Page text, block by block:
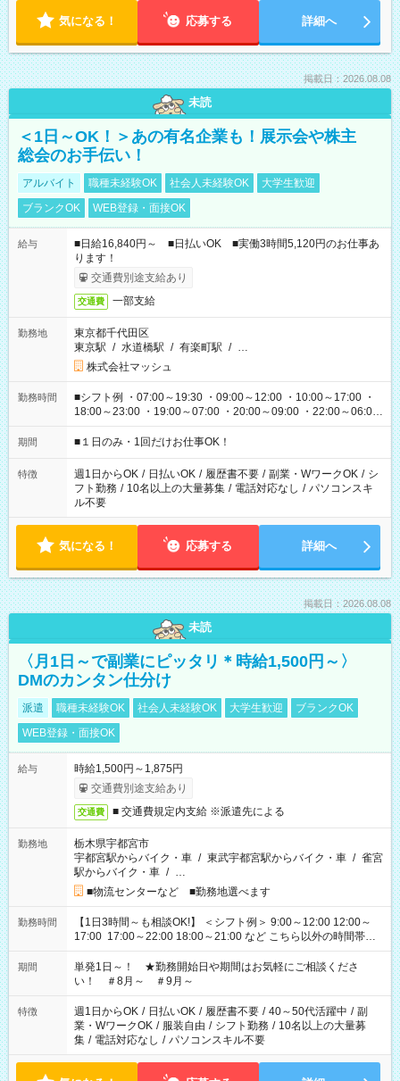
気になる！ 応募する 詳細へ
掲載日：2026.08.08
未読
＜1日～OK！＞あの有名企業も！展示会や株主
総会のお手伝い！
アルバイト 職種未経験OK 社会人未経験OK
大学生歓迎
ブランクOK
WEB登録・面接OK
給与
■日給16,840円～ ■日払いOK ■実働3時間5,120円のお仕事あ
ります！
交通費別途支給あり
交通費 一部支給
勤務地
東京都千代田区
東京駅 / 水道橋駅 / 有楽町駅 / …
株式会社マッシュ
勤務時間
■シフト例 ・07:00～19:30 ・09:00～12:00 ・10:00～17:00 ・
18:00～23:00 ・19:00～07:00 ・20:00～09:00 ・22:00～06:00
etc ★最短で3時間で5,120円のお仕事から 15時間で2万円近く稼
げるお仕事も！ ご希望のお時間に合わせてご紹介！ ※シフトは
ください！
期間 ■１日のみ・1回だけお仕事OK！
特徴 週1日からOK / 日払いOK / 履歴書不要 / 副業・WワークOK / シ
フト勤務 / 10名以上の大量募集 / 電話対応なし / パソコンスキ
ル不要
気になる！ 応募する 詳細へ
掲載日：2026.08.08
未読
〈月1日～で副業にピッタリ＊時給1,500円～〉
DMのカンタン仕分け
派遣 職種未経験OK 社会人未経験OK 大学生歓迎
ブランクOK
WEB登録・面接OK
給与
時給1,500円～1,875円
交通費別途支給あり
交通費 ■ 交通費規定内支給 ※派遣先による
勤務地
栃木県宇都宮市
宇都宮駅からバイク・車 / 東武宇都宮駅からバイク・車 / 雀宮
駅からバイク・車 / …
■物流センターなど ■勤務地選べます
勤務時間
【1日3時間～も相談OK!】 ＜シフト例＞ 9:00～12:00 12:00～
17:00 17:00～22:00 18:00～21:00 など こちら以外の時間帯も
お気軽にご相談ください！
期間
単発1日～！ ★勤務開始日や期間はお気軽にご相談くださ
い！ ＃8月～ ＃9月～
特徴 週1日からOK / 日払いOK / 履歴書不要 / 40～50代活躍中 / 副
業・WワークOK / 服装自由 / シフト勤務 / 10名以上の大量募
集 / 電話対応なし / パソコンスキル不要